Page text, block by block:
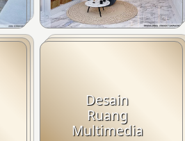
Desain
Ruang
Multimedia